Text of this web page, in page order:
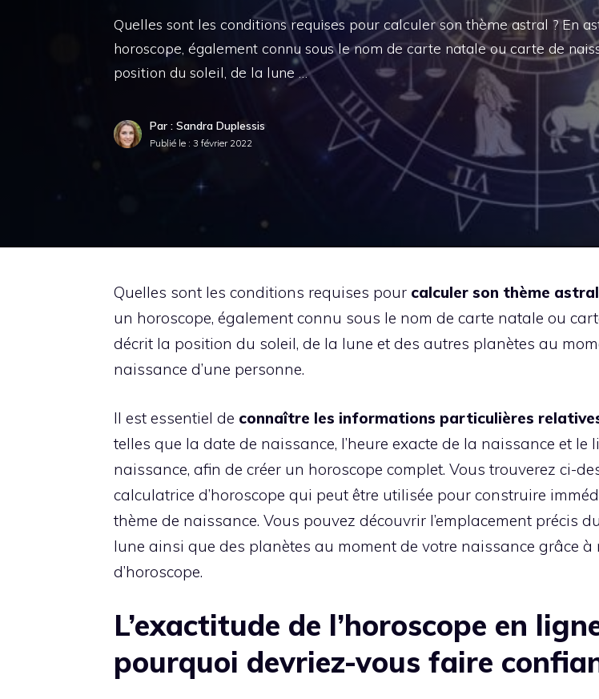
Quelles sont les conditions requises pour calculer son thème astral ? En
horoscope, également connu sous le nom de carte natale ou carte de
position du soleil, de la lune …
Par : Sandra Duplessis
Publié le : 3 février 2022
Quelles sont les conditions requises pour calculer son thème astral
un horoscope, également connu sous le nom de carte natale ou
décrit la position du soleil, de la lune et des autres planètes au
naissance d’une personne.
Il est essentiel de connaître les informations particulières
telles que la date de naissance, l’heure exacte de la naissance et le
naissance, afin de créer un horoscope complet. Vous trouverez ci-
calculatrice d’horoscope qui peut être utilisée pour construire
thème de naissance. Vous pouvez découvrir l’emplacement précis
lune ainsi que des planètes au moment de votre naissance grâce à
d’horoscope.
L’exactitude de l’horoscope en
pourquoi devriez-vous faire